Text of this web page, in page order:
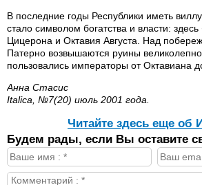
В последние годы Республики иметь
стало символом богатства и власти:
Цицерона и Октавия Августа. Над
Патерно возвышаются руины
пользовались императоры от Октавиана
Анна Стасис
Italica, №7(20) июль 2001 года.
Читайте здесь еще об
Будем рады, если Вы оставите